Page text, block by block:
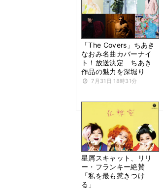
「The Covers」ちあき
なおみ名曲カバーナイ
ト！放送決定 ちあき
作品の魅力を深堀り
7月31日 18時31分
星屑スキャット、リリ
ー・フランキー絶賛
「私を最も惹きつけ
る」